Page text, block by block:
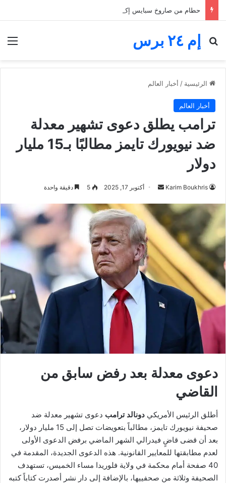
إم ٢٤ برس
بحث عن
الرئيسية / أخبار العالم
أخبار العالم
ترامب يطلق دعوى تشهير معدلة
ضد نيويورك تايمز مطالبًا بـ15 مليار
دولار
Karim Boukhris
أرسل
إلكترونيا
أكتوبر 17, 2025 5 دقيقة واحدة
دعوى معدلة بعد رفض سابق من
القاضي
أطلق الرئيس الأمريكي دونالد ترامب دعوى تشهير معدلة ضد
صحيفة نيويورك تايمز، مطالباً بتعويضات تصل إلى 15 مليار دولار،
بعد أن قضى قاضٍ فيدرالي الشهر الماضي برفض الدعوى الأولى
لعدم مطابقتها للمعايير القانونية. هذه الدعوى الجديدة، المقدمة في
40 صفحة أمام محكمة في ولاية فلوريدا مساء الخميس، تستهدف
الصحيفة وثلاثة من صحفييها، بالإضافة إلى دار نشر أصدرت كتاباً كتبه